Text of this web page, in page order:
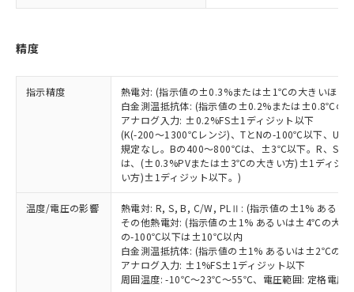
精度
指示精度
熱電対: (指示値の±0.3%または±1℃の大きいほう
白金測温抵抗体: (指示値の±0.2%または±0.8℃の
アナログ入力: ±0.2%FS±1ディジット以下
(K(-200～1300℃レンジ)、TとNの-100℃以下、U
規定なし。Bの400～800℃は、±3℃以下。R、S
は、(±0.3%PVまたは±3℃の大きい方)±1ディジ
い方)±1ディジット以下。)
温度/電圧の影響
熱電対: R, S, B, C/W, PLⅡ: (指示値の±1% ある
その他熱電対: (指示値の±1% あるいは±4℃の大き
の-100℃以下は±10℃以内
白金測温抵抗体: (指示値の±1% あるいは±2℃の大
アナログ入力: ±1%FS±1ディジット以下
周囲温度: -10℃～23℃～55℃、電圧範囲: 定格電圧
※当社の共同利用者とは、"個人情報
また、RoHS指令のフタル酸エステル類４
物質の対応では、対応完了までの期間は出
荷製品に未対応品が混在することから備考
欄に対応日を記載しておりました。
既に当社にて対応品への在庫切替を完了
していることから、特段のことがない限
り、2022年1月12日より割愛しておりま
す。